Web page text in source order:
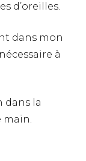
d’oreilles.
dans mon
à
dans la
main.